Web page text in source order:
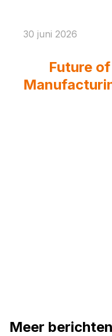
Future
30 juni 2026
Meer berichten